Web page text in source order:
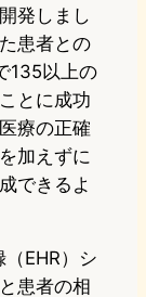
発しまし
患者との
135以上の
とに成功
療の正確
加えずに
できるよ
EHR）シ
患者の相